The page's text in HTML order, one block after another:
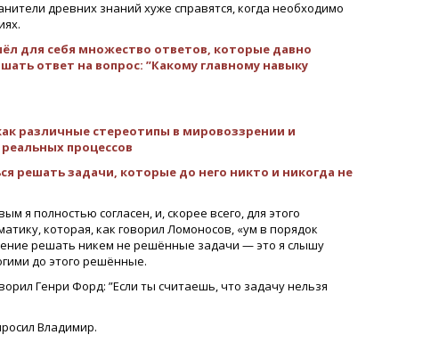
древних знаний хуже справятся, когда необходимо
для себя множество ответов, которые давно
ответ на вопрос: ”Какому главному навыку
различные стереотипы в мировоззрении и
процессов
решать задачи, которые до него никто и никогда не
я полностью согласен, и, скорее всего, для этого
которая, как говорил Ломоносов, «ум в порядок
решать никем не решённые задачи — это я слышу
до этого решённые.
Генри Форд: ”Если ты считаешь, что задачу нельзя
Владимир.